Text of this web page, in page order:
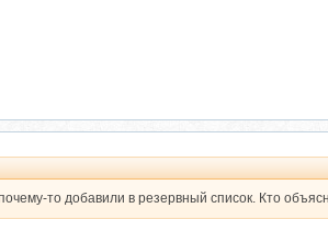
то добавили в резервный список. Кто